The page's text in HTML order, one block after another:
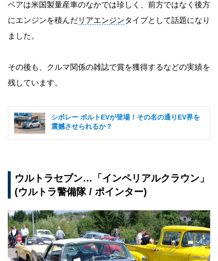
ベアは米国製量産車のなかでは珍しく、前方ではなく後方
にエンジンを積んだリアエンジンタイプとして話題になり
ました。
その後も、クルマ関係の雑誌で賞を獲得するなどの実績を
残しています。
シボレー ボルトEVが登場！その名の通りEV界を
震撼させられるか？
ウルトラセブン…「インペリアルクラウン」
(ウルトラ警備隊 / ポインター)